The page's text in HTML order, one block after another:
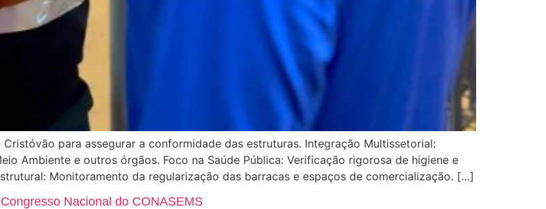
para assegurar a conformidade das estruturas. Integração Multissetorial:
Ambiente e outros órgãos. Foco na Saúde Pública: Verificação rigorosa de higiene e
Monitoramento da regularização das barracas e espaços de comercialização. […]
Nacional do CONASEMS